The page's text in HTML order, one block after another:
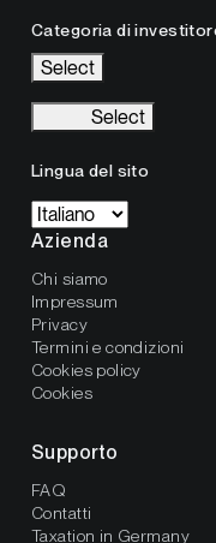
Categoria di
Select
Select
Lingua del sito
Azienda
Chi siamo
Impressum
Privacy
Termini e condizioni
Cookies policy
Cookies
Supporto
FAQ
Contatti
Taxation in Germany